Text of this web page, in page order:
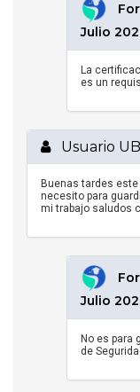
Julio
La
es un
Usuario
Buenas tardes
necesito para
mi trabajo saludos
Julio
No es para
de